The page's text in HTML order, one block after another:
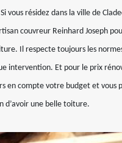
vous résidez dans la ville de
couvreur Reinhard Joseph
Il respecte toujours les
intervention. Et pour le prix
en compte votre budget et vous
d’avoir une belle toiture.